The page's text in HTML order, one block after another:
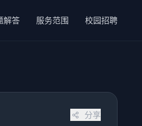
解答 服务范围 校园招聘
分享